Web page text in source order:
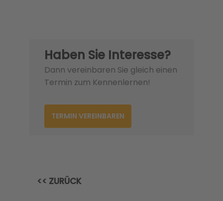
Haben Sie Interesse?
Dann vereinbaren Sie gleich einen
Termin zum Kennenlernen!
TERMIN VEREINBAREN
<< ZURÜCK